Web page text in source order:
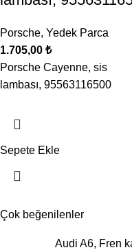
Porsche, Yedek Parca
1.705,00 ₺
Porsche Cayenne, sis
lambası, 95563116500
Sepete Ekle
Çok beğenilenler
Audi A6, Fren